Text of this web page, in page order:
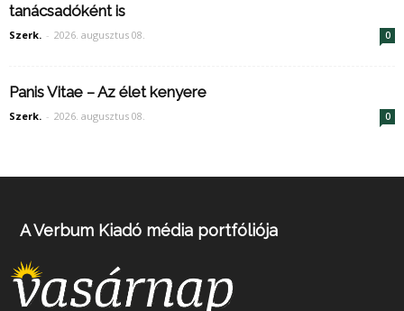
tanácsadóként is
Szerk. - 2026. augusztus 08. 0
Panis Vitae – Az élet kenyere
Szerk. - 2026. augusztus 08. 0
A Verbum Kiadó média portfóliója